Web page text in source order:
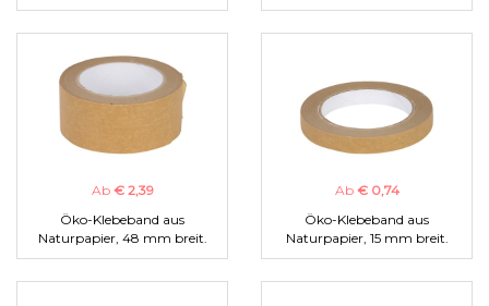
Ab € 2,39
Öko-Klebeband aus
Naturpapier, 48 mm breit.
Ab € 0,74
Öko-Klebeband aus
Naturpapier, 15 mm breit.